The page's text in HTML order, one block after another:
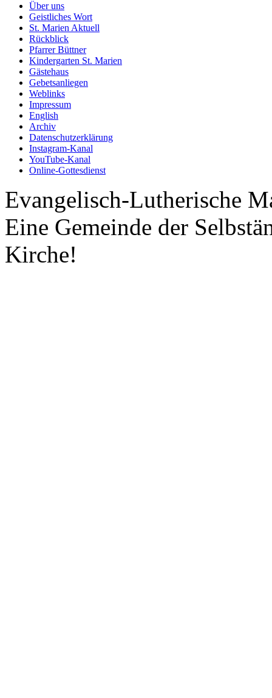
Über uns
Geistliches Wort
St. Marien Aktuell
Rückblick
Pfarrer Büttner
Kindergarten St. Marien
Gästehaus
Gebetsanliegen
Weblinks
Impressum
English
Archiv
Datenschutzerklärung
Instagram-Kanal
YouTube-Kanal
Online-Gottesdienst
Evangelisch-Lutherische
Eine Gemeinde der
Kirche!